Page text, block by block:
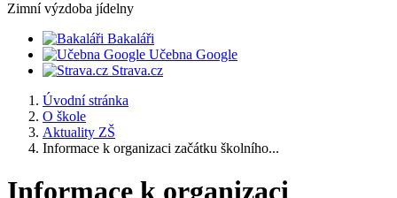
Zimní výzdoba jídelny
Bakaláři
Učebna Google
Strava.cz
Úvodní stránka
O škole
Aktuality ZŠ
Informace k organizaci začátku školního...
Informace k organizaci